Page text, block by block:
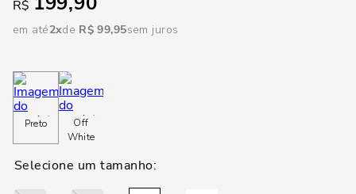
R$
em até2 R$ 99,95sem juros
Preto
Off
White